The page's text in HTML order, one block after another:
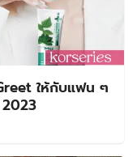
ให้กับแฟน ๆ